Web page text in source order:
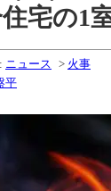
宅の1
ニュース > 火事
平